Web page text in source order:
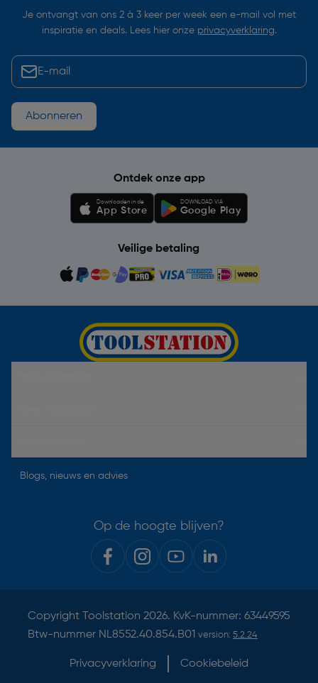
Je ontvangt van ons 2 à 3 keer per week een e-mail vol met
inspiratie en deals. Lees hier onze privacyverklaring.
Abonneren
Ontdek onze app
Downloaden in de
App Store
DOWNLOAD VIA
Google Play
Veilige betaling
Blogs, nieuws en advies
Op de hoogte blijven?
Copyright Toolstation 2026. KvK-nummer: 63449595
Btw-nummer NL8552.40.854.B01 version: 5.2.24
Privacyverklaring Cookiebeleid